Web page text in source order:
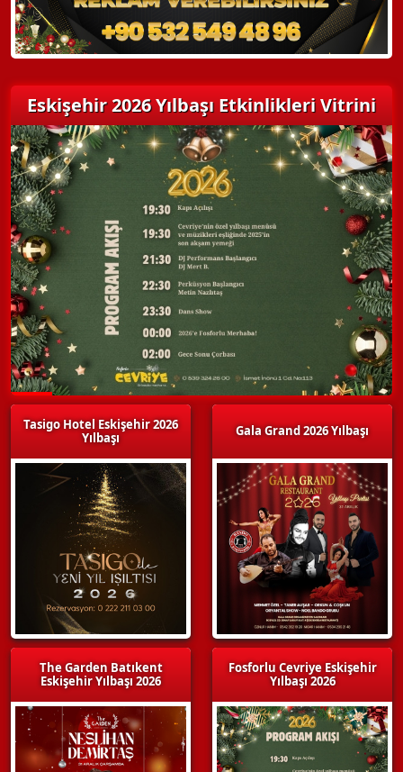
Eskişehir 2026 Yılbaşı Etkinlikleri Vitrini
Tasigo Hotel Eskişehir 2026
Yılbaşı
The Garden Batıkent
Eskişehir Yılbaşı 2026
Gala Grand 2026 Yılbaşı
Fosforlu Cevriye Eskişehir
Yılbaşı 2026